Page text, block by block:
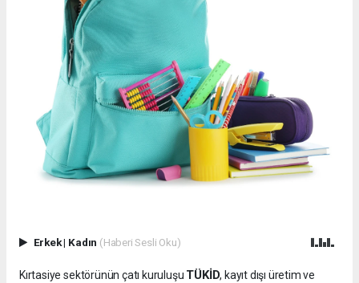
Erkek| Kadın (Haberi Sesli Oku)
Kırtasiye sektörünün çatı kuruluşu TÜKİD, kayıt dışı üretim ve